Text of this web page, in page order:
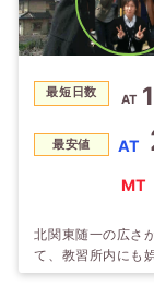
最短日数 AT
最安値 AT
MT
北関東随一の広さ
て、教習所内にも
コースでのびのび